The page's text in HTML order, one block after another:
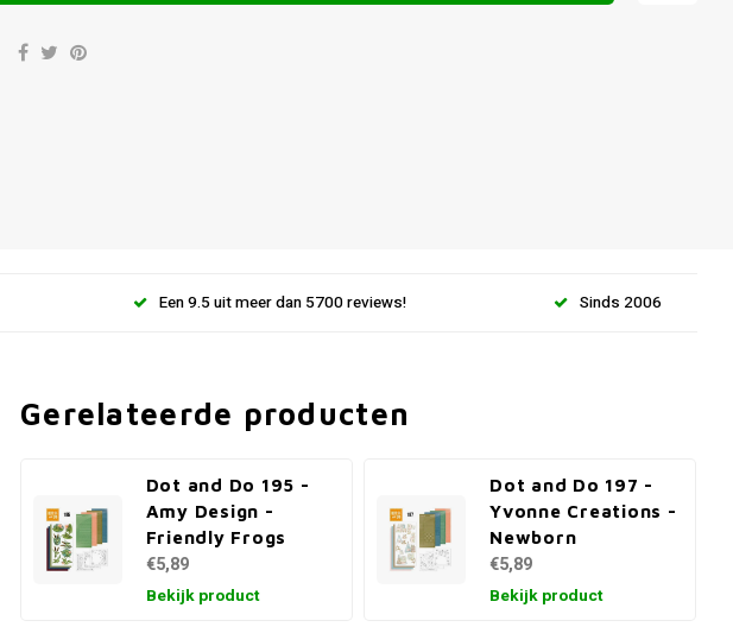
Een 9.5 uit meer dan 5700 reviews! Sinds 2006
Gerelateerde producten
Dot and Do 195 -
Amy Design -
Friendly Frogs
€5,89
Bekijk product
Dot and Do 197 -
Yvonne Creations -
Newborn
€5,89
Bekijk product